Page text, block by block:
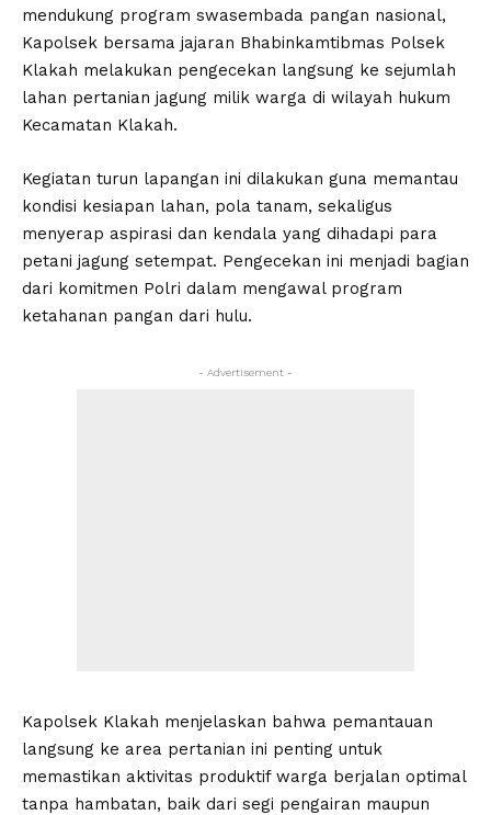
mendukung program swasembada pangan nasional,
Kapolsek bersama jajaran Bhabinkamtibmas Polsek
Klakah melakukan pengecekan langsung ke sejumlah
lahan pertanian jagung milik warga di wilayah hukum
Kecamatan Klakah.
Kegiatan turun lapangan ini dilakukan guna memantau
kondisi kesiapan lahan, pola tanam, sekaligus
menyerap aspirasi dan kendala yang dihadapi para
petani jagung setempat. Pengecekan ini menjadi bagian
dari komitmen Polri dalam mengawal program
ketahanan pangan dari hulu.
- Advertisement -
Kapolsek Klakah menjelaskan bahwa pemantauan
langsung ke area pertanian ini penting untuk
memastikan aktivitas produktif warga berjalan optimal
tanpa hambatan, baik dari segi pengairan maupun